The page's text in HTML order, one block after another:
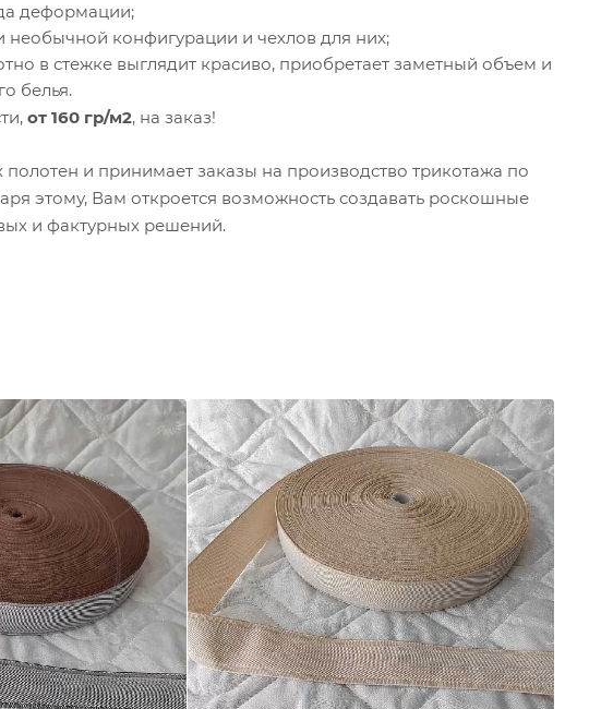
деформации;
конфигурации и чехлов для них;
в стежке выглядит красиво, приобретает заметный объем и
белья.
от 160 гр/м2, на заказ!
и принимает заказы на производство трикотажа по
этому, Вам откроется возможность создавать роскошные
и фактурных решений.